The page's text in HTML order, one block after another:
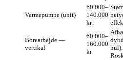
Varmepumpe (unit)
60.000–
140.000
kr.
Borearbejde —
vertikal
60.000–
160.000
kr.